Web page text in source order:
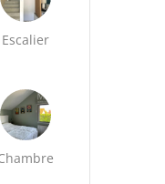
Escalier